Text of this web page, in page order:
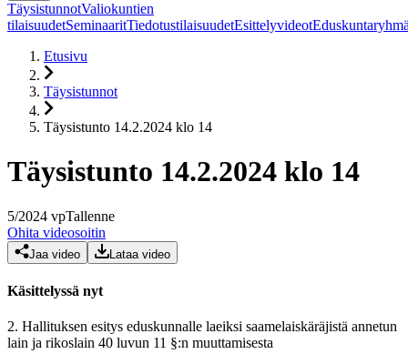
TäysistunnotValiokuntien
tilaisuudetSeminaaritTiedotustilaisuudetEsittelyvideot
Etusivu
Täysistunnot
Täysistunto 14.2.2024 klo 14
Täysistunto 14.2.2024 klo 14
5/2024 vpTallenne
Ohita videosoitin
Jaa video Lataa video
Käsittelyssä nyt
2. Hallituksen esitys eduskunnalle laeiksi saamelaiskäräjistä annetun
lain ja rikoslain 40 luvun 11 §:n muuttamisesta